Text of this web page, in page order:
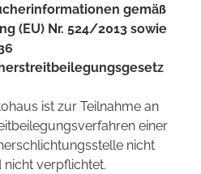
gemäß
(EU) Nr. 524/2013 sowie
ist zur Teilnahme an
einer
nicht
nicht verpflichtet.